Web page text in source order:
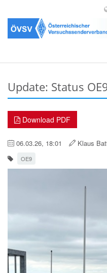
Update: Status
Download PDF
06.03.26, 18:01 Klaus
OE9